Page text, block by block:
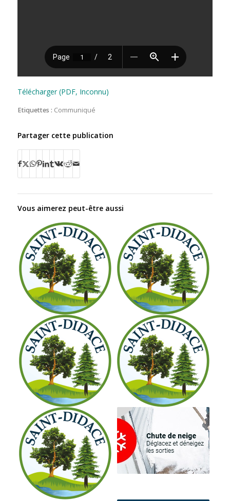
Télécharger (PDF, Inconnu)
Etiquettes : Communiqué
Partager cette publication
Vous aimerez peut-être aussi